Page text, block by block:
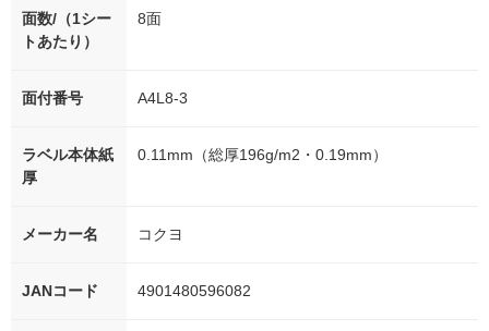
面数/（1シー
トあたり）
8面
面付番号 A4L8-3
ラベル本体紙
厚
0.11mm（総厚196g/m2・0.19mm）
メーカー名 コクヨ
JANコード 4901480596082